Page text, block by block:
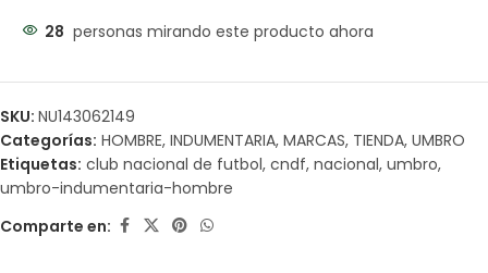
28 personas mirando este producto ahora
SKU: NU143062149
Categorías: HOMBRE, INDUMENTARIA, MARCAS, TIENDA, UMBRO
Etiquetas: club nacional de futbol, cndf, nacional, umbro,
umbro-indumentaria-hombre
Comparte en: